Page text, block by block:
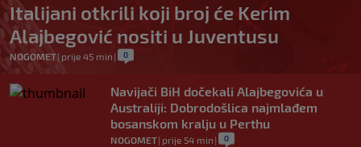
Italijani otkrili koji broj će Kerim
Alajbegović nositi u Juventusu
NOGOMET| prije 45 min | 0
Navijači BiH dočekali Alajbegovića u
Australiji: Dobrodošlica najmlađem
bosanskom kralju u Perthu
NOGOMET| prije 54 min | 0